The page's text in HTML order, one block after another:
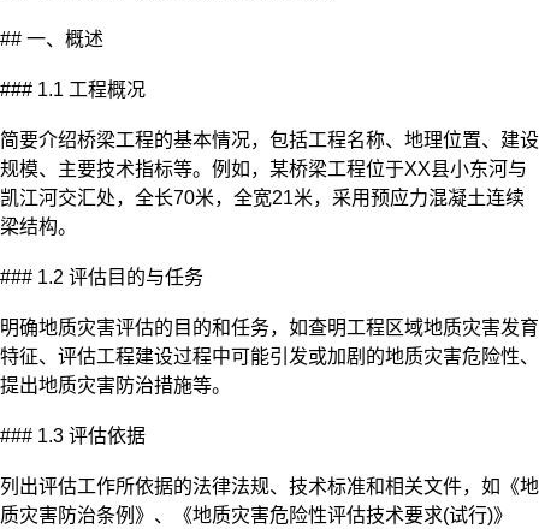
## 一、概述
### 1.1 工程概况
简要介绍桥梁工程的基本情况，包括工程名称、地理位置、建设
规模、主要技术指标等。例如，某桥梁工程位于XX县小东河与
凯江河交汇处，全长70米，全宽21米，采用预应力混凝土连续
梁结构。
### 1.2 评估目的与任务
明确地质灾害评估的目的和任务，如查明工程区域地质灾害发育
特征、评估工程建设过程中可能引发或加剧的地质灾害危险性、
提出地质灾害防治措施等。
### 1.3 评估依据
列出评估工作所依据的法律法规、技术标准和相关文件，如《地
质灾害防治条例》、《地质灾害危险性评估技术要求(试行)》